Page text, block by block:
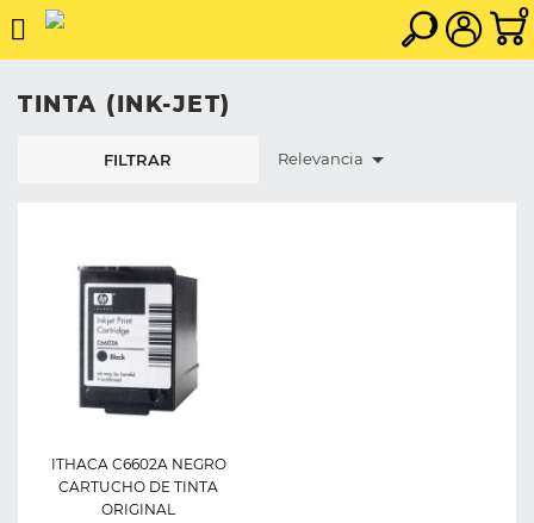
0
TINTA (INK-JET)
Relevancia 
FILTRAR
ITHACA C6602A NEGRO
CARTUCHO DE TINTA
ORIGINAL